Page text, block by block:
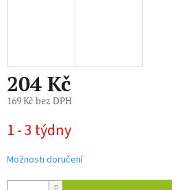
204 Kč
169 Kč bez DPH
cena:
1 - 3 týdny
Možnosti doručení